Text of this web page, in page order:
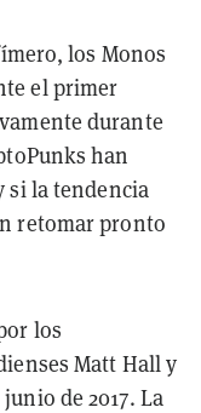
los Monos
el primer
durante
han
si la tendencia
retomar pronto
los
Matt Hall y
de 2017. La